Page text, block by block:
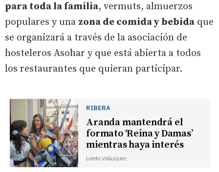
para toda la familia, vermuts, almuerzos
populares y una zona de comida y bebida que
se organizará a través de la asociación de
hosteleros Asohar y que está abierta a todos
los restaurantes que quieran participar.
RIBERA
Aranda mantendrá el
formato ‘Reina y Damas’
mientras haya interés
Loreto Velázquez